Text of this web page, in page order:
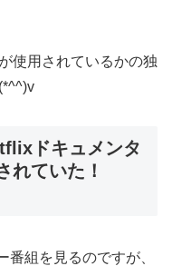
使用されているかの独
ドキュメンタ
れていた！
番組を見るのですが、